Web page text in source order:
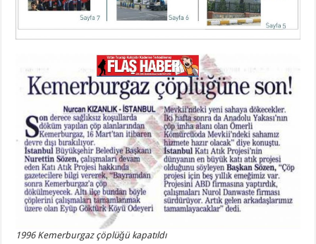
1996 Kemerburgaz çöplüğü kapatıldı